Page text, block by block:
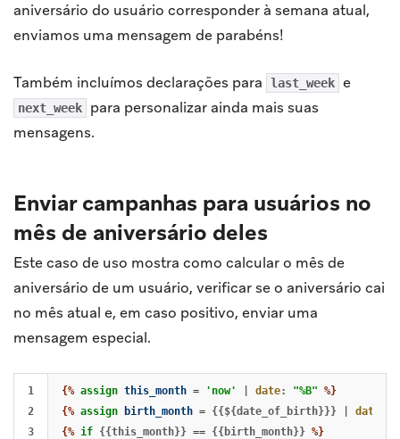
aniversário do usuário corresponder à semana atual,
enviamos uma mensagem de parabéns!
Também incluímos declarações para last_week e
next_week
para personalizar ainda mais suas
mensagens.
Enviar campanhas para usuários no
mês de aniversário deles
Este caso de uso mostra como calcular o mês de
aniversário de um usuário, verificar se o aniversário cai
no mês atual e, em caso positivo, enviar uma
mensagem especial.
1
2
3
{% assign this_month = 'now' date: "%B" %}
{% assign birth_month = {{${date_of_birth}}} date
{% if {{this_month}} == {{birth_month}} %}